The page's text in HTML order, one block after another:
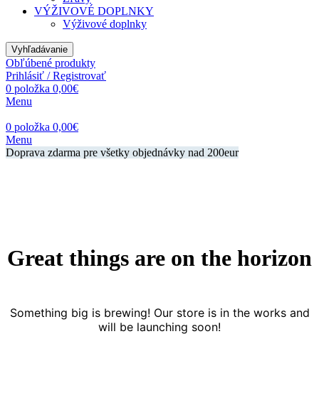
VÝŽIVOVÉ DOPLNKY
Výživové doplnky
Vyhľadávanie
Obľúbené produkty
Prihlásiť / Registrovať
0 položka 0,00€
Menu
0 položka 0,00€
Menu
Doprava zdarma pre všetky objednávky nad 200eur
Great things are on the horizon
Something big is brewing! Our store is in the works and
will be launching soon!